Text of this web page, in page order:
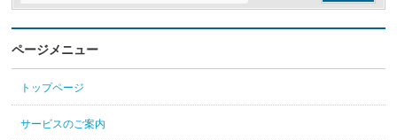
ページメニュー
トップページ
サービスのご案内